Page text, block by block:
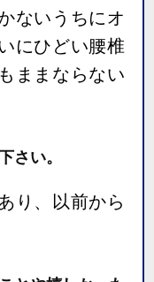
ないうちにオ
にひどい腰椎
ままならない
さい。
り、以前から